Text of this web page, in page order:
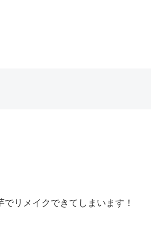
リメイクできてしまいます！